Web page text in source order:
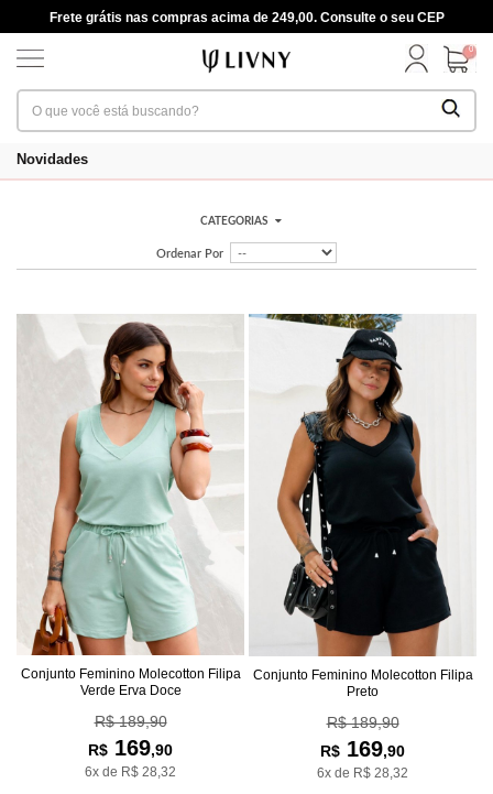
Frete grátis nas compras acima de 249,00. Consulte o seu CEP
0
Novidades
CATEGORIAS
Ordenar Por
Conjunto Feminino Molecotton Filipa
Verde Erva Doce
R$ 189,90
R$ 169,90
6x de R$ 28,32
Conjunto Feminino Molecotton Filipa
Preto
R$ 189,90
R$ 169,90
6x de R$ 28,32